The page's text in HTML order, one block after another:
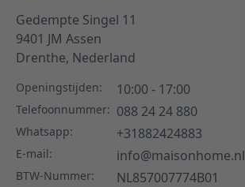
Gedempte Singel 11
9401 JM Assen
Drenthe, Nederland
Openingstijden: 10:00 - 17:00
Telefoonnummer: 088 24 24 880
Whatsapp: +31882424883
E-mail: info@maisonhome.nl
BTW-Nummer: NL857007774B01